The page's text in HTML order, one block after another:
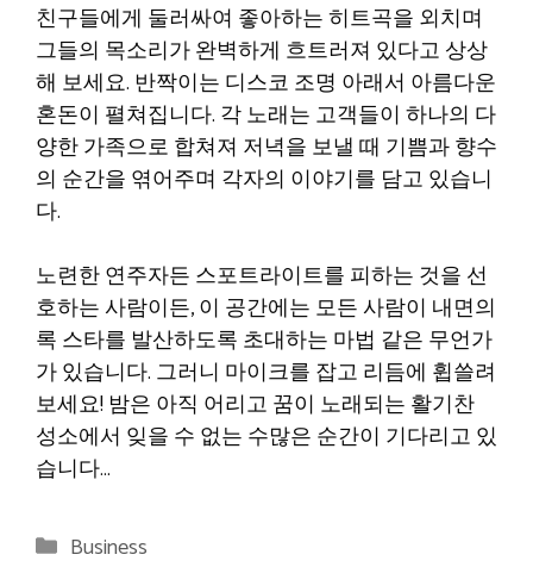
친구들에게 둘러싸여 좋아하는 히트곡을 외치며
그들의 목소리가 완벽하게 흐트러져 있다고 상상
해 보세요. 반짝이는 디스코 조명 아래서 아름다운
혼돈이 펼쳐집니다. 각 노래는 고객들이 하나의 다
양한 가족으로 합쳐져 저녁을 보낼 때 기쁨과 향수
의 순간을 엮어주며 각자의 이야기를 담고 있습니
다.
노련한 연주자든 스포트라이트를 피하는 것을 선
호하는 사람이든, 이 공간에는 모든 사람이 내면의
록 스타를 발산하도록 초대하는 마법 같은 무언가
가 있습니다. 그러니 마이크를 잡고 리듬에 휩쓸려
보세요! 밤은 아직 어리고 꿈이 노래되는 활기찬
성소에서 잊을 수 없는 수많은 순간이 기다리고 있
습니다…
Categories
Business